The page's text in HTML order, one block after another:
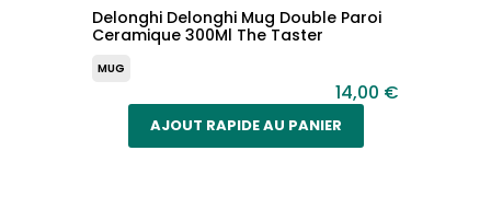
Delonghi Delonghi Mug Double Paroi
Ceramique 300Ml The Taster
MUG
14,00 €
AJOUT RAPIDE AU PANIER